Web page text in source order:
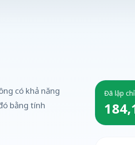
có khả năng
bằng tính
Đã lập chỉ